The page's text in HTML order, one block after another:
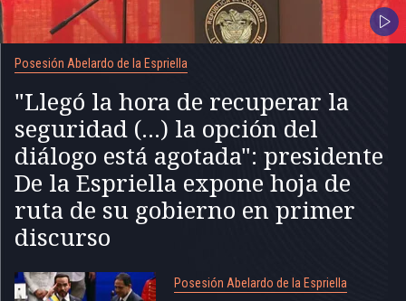
Posesión Abelardo de la Espriella
"Llegó la hora de recuperar la
seguridad (...) la opción del
diálogo está agotada": presidente
De la Espriella expone hoja de
ruta de su gobierno en primer
discurso
Posesión Abelardo de la Espriella